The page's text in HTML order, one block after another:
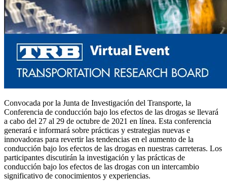
Convocada por la Junta de Investigación del Transporte, la
Conferencia de conducción bajo los efectos de las drogas se llevará
a cabo del 27 al 29 de octubre de 2021 en línea. Esta conferencia
generará e informará sobre prácticas y estrategias nuevas e
innovadoras para revertir las tendencias en el aumento de la
conducción bajo los efectos de las drogas en nuestras carreteras. Los
participantes discutirán la investigación y las prácticas de
conducción bajo los efectos de las drogas con un intercambio
significativo de conocimientos y experiencias.